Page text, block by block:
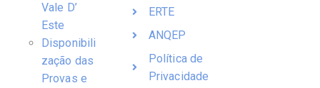
Vale D’
Este
Disponibili
zação das
Provas e
ERTE
ANQEP
Política de
Privacidade